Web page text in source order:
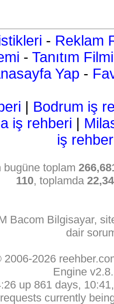
- Reklam
- Tanıtım Filmi
Yap -
| Bodrum iş
iş rehberi |
iş
toplam
110, toplamda
Bacom Bilgisayar,
dair
2006-2026
Engine
up 861 days,
currently